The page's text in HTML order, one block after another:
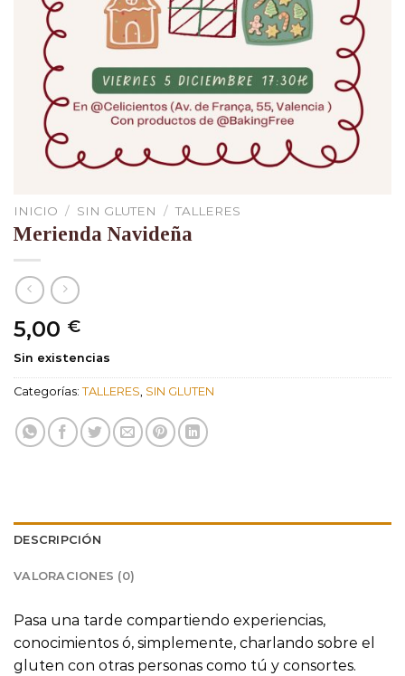
INICIO / SIN GLUTEN / TALLERES
Merienda Navideña
5,00 €
Sin existencias
Categorías: TALLERES, SIN GLUTEN
DESCRIPCIÓN
VALORACIONES (0)
Pasa una tarde compartiendo experiencias,
conocimientos ó, simplemente, charlando sobre el
gluten con otras personas como tú y consortes.